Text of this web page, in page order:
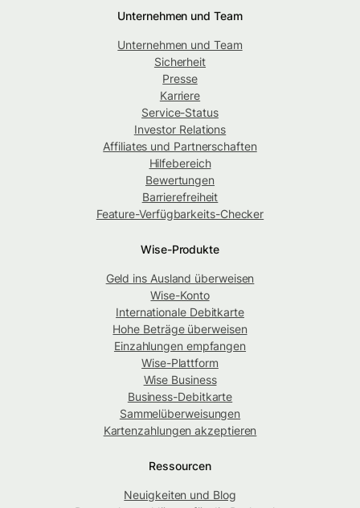
Unternehmen und Team
Unternehmen und Team
Sicherheit
Presse
Karriere
Service-Status
Investor Relations
Affiliates und Partnerschaften
Hilfebereich
Bewertungen
Barrierefreiheit
Feature-Verfügbarkeits-Checker
Wise-Produkte
Geld ins Ausland überweisen
Wise-Konto
Internationale Debitkarte
Hohe Beträge überweisen
Einzahlungen empfangen
Wise-Plattform
Wise Business
Business-Debitkarte
Sammelüberweisungen
Kartenzahlungen akzeptieren
Ressourcen
Neuigkeiten und Blog